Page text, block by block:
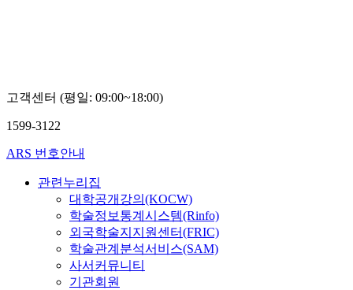
고객센터 (평일: 09:00~18:00)
1599-3122
ARS 번호안내
관련누리집
대학공개강의(KOCW)
학술정보통계시스템(Rinfo)
외국학술지지원센터(FRIC)
학술관계분석서비스(SAM)
사서커뮤니티
기관회원